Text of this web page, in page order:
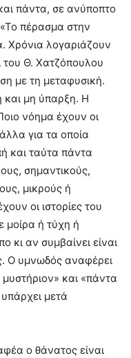
πάντα, σε ανύποπτο
πέρασμα στην
Χρόνια λογαριάζουν
του Θ. Χατζόπουλου
με τη μεταφυσική.
και μη ύπαρξη. Η
νόημα έχουν οι
για τα οποία
και ταύτα πάντα
σημαντικούς,
μικρούς ή
οι ιστορίες του
μοίρα ή τύχη ή
κι αν συμβαίνει είναι
Ο υμνωδός αναφέρει
και «πάντα
μετά
ο θάνατος είναι